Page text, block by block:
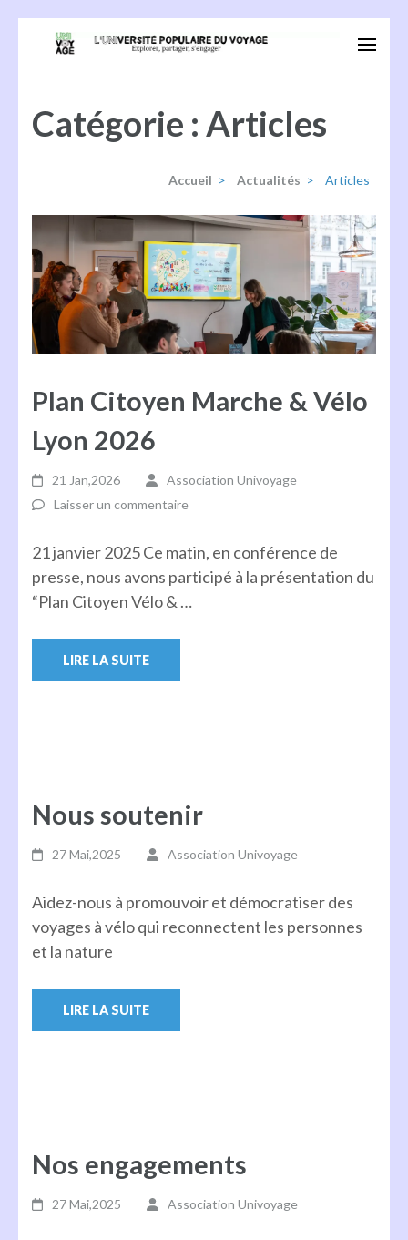
Entrée)
Catégorie : Articles
Accueil > Actualités > Articles
Plan Citoyen Marche & Vélo
Lyon 2026
21 Jan,2026
Association Univoyage
Laisser un commentaire
21 janvier 2025 Ce matin, en conférence de
presse, nous avons participé à la présentation du
“Plan Citoyen Vélo & …
LIRE LA SUITE
Nous soutenir
27 Mai,2025 Association Univoyage
Aidez-nous à promouvoir et démocratiser des
voyages à vélo qui reconnectent les personnes
et la nature
LIRE LA SUITE
Nos engagements
27 Mai,2025 Association Univoyage